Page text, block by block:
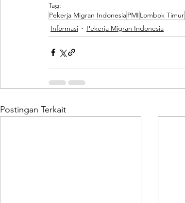
Tag:
Pekerja Migran IndonesiaPMI Lombok Timur
Informasi
Pekerja Migran Indonesia
Postingan Terkait